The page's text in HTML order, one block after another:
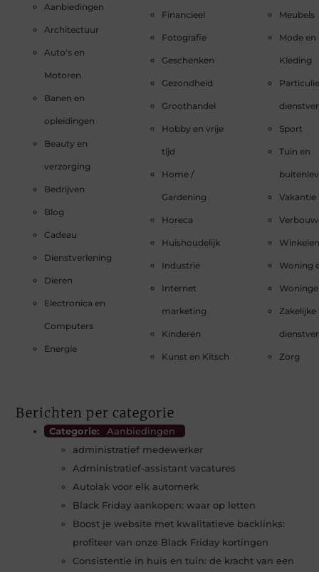
Aanbiedingen
Architectuur
Auto's en
Motoren
Banen en
opleidingen
Beauty en
verzorging
Bedrijven
Blog
Cadeau
Dienstverlening
Dieren
Electronica en
Computers
Energie
Financieel
Fotografie
Geschenken
Gezondheid
Groothandel
Hobby en vrije
tijd
Home /
Gardening
Horeca
Huishoudelijk
Industrie
Internet
marketing
Kinderen
Kunst en Kitsch
Meubels
Mode en
Kleding
Sport
Tuin en
Vakantie
Woning
Zakelijke
Zorg
Berichten per categorie
Categorie:
Aanbiedingen
administratief medewerker
Administratief-assistant vacatures
Autolak voor elk automerk
Black Friday aankopen: waar op letten
Boost je website met kwalitatieve backlinks:
profiteer van onze Black Friday kortingen
Consistentie in huis en tuin: de kracht van een